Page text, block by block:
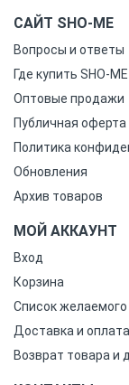
САЙТ SHO-ME
Вопросы и ответы
Где купить SHO-ME
Оптовые продажи
Публичная оферта
Политика
Обновления
Архив товаров
МОЙ АККАУНТ
Вход
Корзина
Список желаемого
Доставка и оплата
Возврат товара и